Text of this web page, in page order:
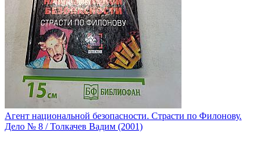
Агент национальной безопасности. Страсти по Филонову.
Дело № 8 / Толкачев Вадим (2001)